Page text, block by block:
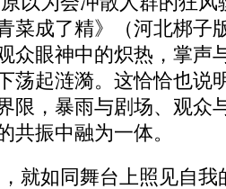
菜成了精》（河北梆子
众眼神中的炽热，掌声
荡起涟漪。这恰恰也说
限，暴雨与剧场、观众
共振中融为一体。
就如同舞台上照见自我